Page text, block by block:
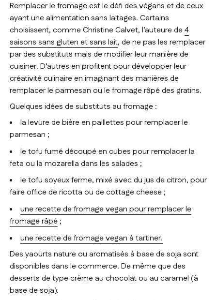
Remplacer le fromage est le défi des végans et de ceux
ayant une alimentation sans laitages. Certains
choisissent, comme Christine Calvet, l’auteure de4
saisons sans gluten et sans lait, de ne pas les remplacer
par des substituts mais de modifier leur manière de
cuisiner. D’autres en profitent pour développer leur
créativité culinaire en imaginant des manières de
remplacer le parmesan ou le fromage râpé des gratins.
Quelques idées de substituts au fromage :
la levure de bière en paillettes pour remplacer le
parmesan ;
le tofu fumé découpé en cubes pour remplacer la
feta ou la mozarella dans les salades ;
le tofu soyeux ferme, mixé avec du jus de citron, pour
faire office de ricotta ou de cottage cheese ;
une recette de fromage vegan pour remplacer le
fromage râpé ;
une recette de fromage vegan à tartiner.
Des yaourts nature ou aromatisés à base de soja sont
disponibles dans le commerce. De même que des
desserts de type crème au chocolat ou au caramel (à
base de soja).